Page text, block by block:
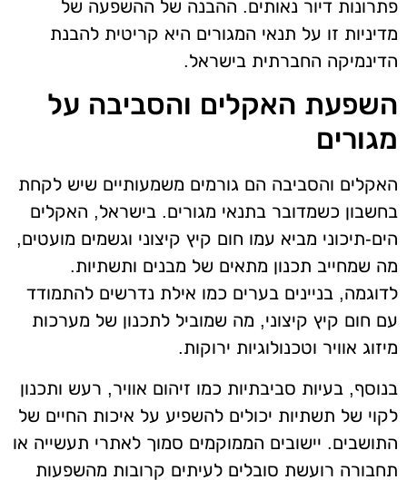
פתרונות דיור נאותים. ההבנה של ההשפעה של
מדיניות זו על תנאי המגורים היא קריטית להבנת
הדינמיקה החברתית בישראל.
השפעת האקלים והסביבה על
מגורים
האקלים והסביבה הם גורמים משמעותיים שיש לקחת
בחשבון כשמדובר בתנאי מגורים. בישראל, האקלים
הים-תיכוני מביא עמו חום קיץ קיצוני וגשמים מועטים,
מה שמחייב תכנון מתאים של מבנים ותשתיות.
לדוגמה, בניינים בערים כמו אילת נדרשים להתמודד
עם חום קיץ קיצוני, מה שמוביל לתכנון של מערכות
מיזוג אוויר וטכנולוגיות ירוקות.
בנוסף, בעיות סביבתיות כמו זיהום אוויר, רעש ותכנון
לקוי של תשתיות יכולים להשפיע על איכות החיים של
התושבים. יישובים הממוקמים סמוך לאתרי תעשייה או
תחבורה רועשת סובלים לעיתים קרובות מהשפעות